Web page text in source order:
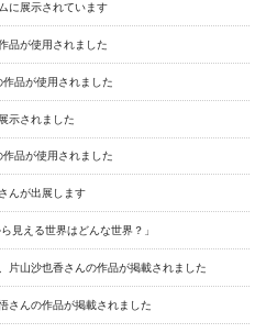
Link
に展示されています
品が使用されました
作品が使用されました
示されました
作品が使用されました
んが出展します
える世界はどんな世界？」
片山沙也香さんの作品が掲載されました
さんの作品が掲載されました